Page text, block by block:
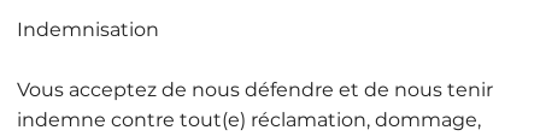
Indemnisation
Vous acceptez de nous défendre et de nous tenir
indemne contre tout(e) réclamation, dommage,